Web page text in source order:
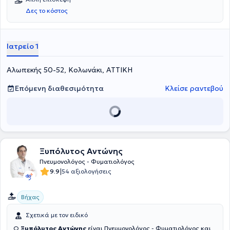
Δες το κόστος
Ιατρείο 1
Αλωπεκής 50-52, Κολωνάκι, ΑΤΤΙΚΗ
Επόμενη διαθεσιμότητα
Κλείσε ραντεβού
Ξυπόλυτος Αντώνης
Πνευμονολόγος - Φυματιολόγος
9.9|54 αξιολογήσεις
Βήχας
Σχετικά με τον ειδικό
Ο Ξυπόλυτος Αντώνης είναι Πνευμονολόγος - Φυματιολόγος και